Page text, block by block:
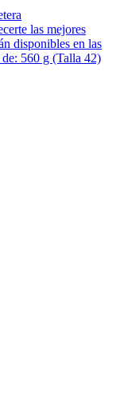
las mejores
disponibles en las
560 g (Talla 42)